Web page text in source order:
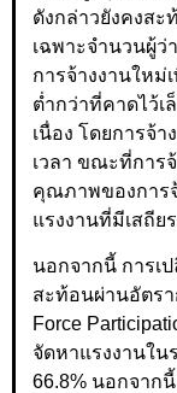
ดังกล่าวยังคงสะ
เฉพาะจำนวนผู้ว่
การจ้างงานใหม่
ต่ำกว่าที่คาดไว้เ
เนื่อง โดยการจ้
เวลา ขณะที่การ
คุณภาพของการ
แรงงานที่มีเสถีย
นอกจากนี้ การเ
สะท้อนผ่านอัตร
Force
จัดหาแรงงานใน
66.8% นอกจาก